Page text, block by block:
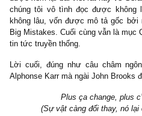
thực” mà chúng tôi cho rằng
địa lý như TTCK Việt Nam chúng
Ngoài phần nội dung đặc biệt
lớn tiêu biểu, mang đậm chất
làm chúng tôi liên tưởng tới.
được xem lại bài viết rất hay về
chúng tôi vô tình đọc được